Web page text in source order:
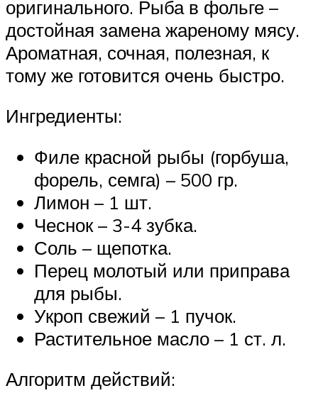
оригинального. Рыба в фольге –
достойная замена жареному мясу.
Ароматная, сочная, полезная, к
тому же готовится очень быстро.
Ингредиенты:
Филе красной рыбы (горбуша,
форель, семга) – 500 гр.
Лимон – 1 шт.
Чеснок – 3-4 зубка.
Соль – щепотка.
Перец молотый или приправа
для рыбы.
Укроп свежий – 1 пучок.
Растительное масло – 1 ст. л.
Алгоритм действий: